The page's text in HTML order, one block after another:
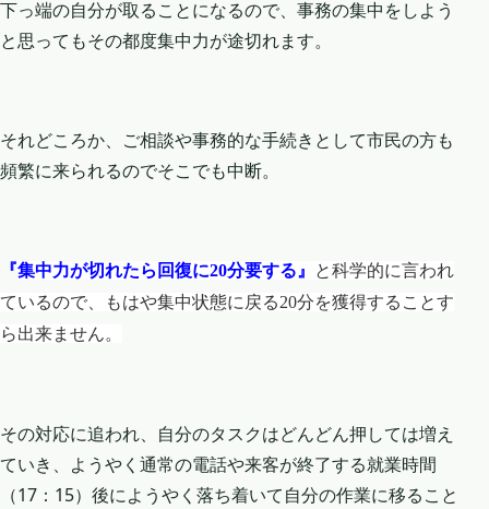
下っ端の自分が取ることになるので、事務の集中をしよう
と思ってもその都度集中力が途切れます。
それどころか、ご相談や事務的な手続きとして市民の方も
頻繁に来られるのでそこでも中断。
『集中力が切れたら回復に20分要する』
と科学的に言われ
ているので、もはや集中状態に戻る20分を獲得することす
ら出来ません。
その対応に追われ、自分のタスクはどんどん押しては増え
ていき、ようやく通常の電話や来客が終了する就業時間
（17：15）後にようやく落ち着いて自分の作業に移ること